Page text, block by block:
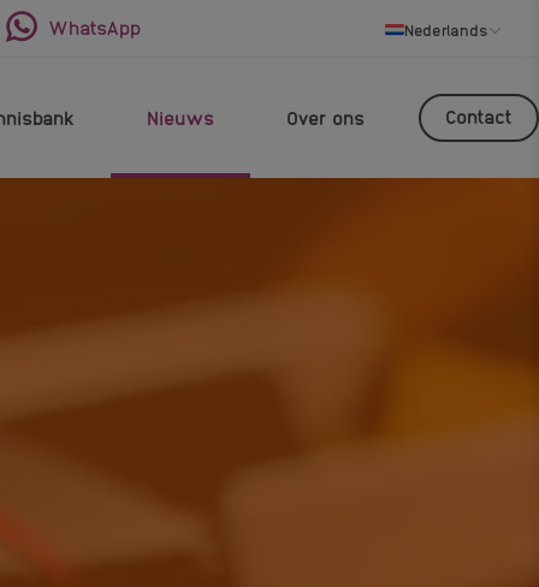
WhatsApp Nederlands
Nieuws Over ons Contact